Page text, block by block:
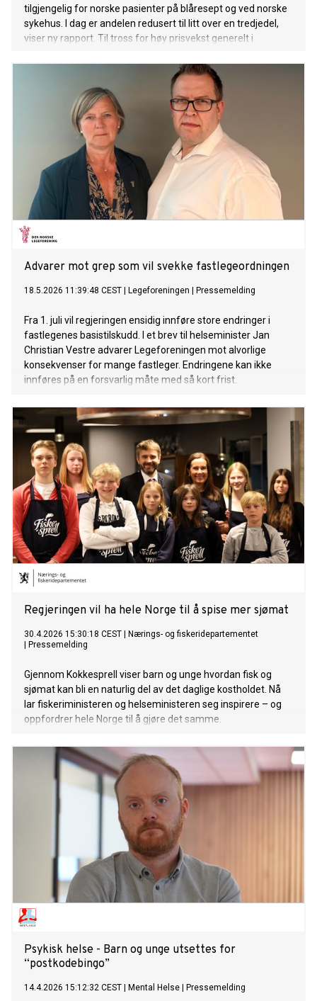
tilgjengelig for norske pasienter på blåresept og ved norske
sykehus. I dag er andelen redusert til litt over en tredjedel,
viser ny rapport. Til tross for høy prisvekst generelt i
Advarer mot grep som vil svekke fastlegeordningen
18.5.2026 11:39:48 CEST Legeforeningen Pressemelding
Fra 1. juli vil regjeringen ensidig innføre store endringer i
fastlegenes basistilskudd. I et brev til helseminister Jan
Christian Vestre advarer Legeforeningen mot alvorlige
konsekvenser for mange fastleger. Endringene kan ikke
innføres på en forsvarlig måte med så kort frist.
Regjeringen vil ha hele Norge til å spise mer sjømat
30.4.2026 15:30:18 CEST
Nærings- og fiskeridepartementet
Pressemelding
Gjennom Kokkesprell viser barn og unge hvordan fisk og
sjømat kan bli en naturlig del av det daglige kostholdet. Nå
lar fiskeriministeren og helseministeren seg inspirere – og
oppfordrer hele Norge til å gjøre det samme.
Psykisk helse - Barn og unge utsettes for
“postkodebingo”
14.4.2026 15:12:32 CEST Mental Helse Pressemelding